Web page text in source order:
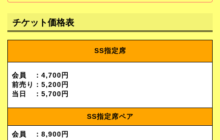
スケジュール、チケット、チーム情報をい
チケット価格表
SS指定席
会員 ：4,700円
前売り：5,200円
当日 ：5,700円
SS指定席ペア
会員 ：8,900円